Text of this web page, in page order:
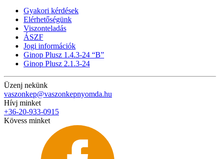
Gyakori kérdések
Elérhetőségünk
Viszonteladás
ÁSZF
Jogi információk
Ginop Plusz 1.4.3-24 “B”
Ginop Plusz 2.1.3-24
Üzenj nekünk
vaszonkep@vaszonkepnyomda.hu
Hívj minket
+36-20-933-0915
Kövess minket